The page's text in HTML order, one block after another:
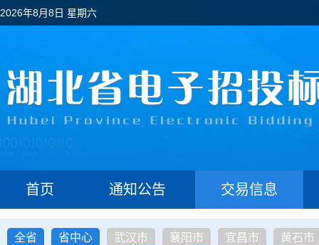
2026年8月8日 星期六
首页 通知公告 交易信息
全省 省中心 武汉市 襄阳市 宜昌市
黄石市